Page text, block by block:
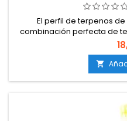
El perfil de terpenos
combinación perfecta de
perfil de terpenos exacto al
la famosa variedad
triunfando en los
